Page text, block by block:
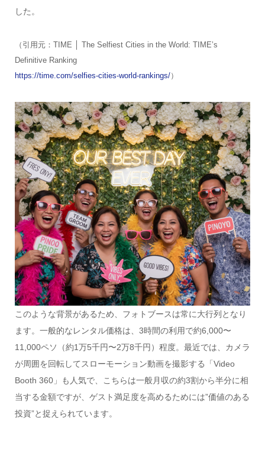
した。
（引用元：TIME │ The Selfiest Cities in the World: TIME’s
Definitive Ranking
https://time.com/selfies-cities-world-rankings/）
このような背景があるため、フォトブースは常に大行列となり
ます。一般的なレンタル価格は、3時間の利用で約6,000〜
11,000ペソ（約1万5千円〜2万8千円）程度。最近では、カメラ
が周囲を回転してスローモーション動画を撮影する「Video
Booth 360」も人気で、こちらは一般月収の約3割から半分に相
当する金額ですが、ゲスト満足度を高めるためには”価値のある
投資”と捉えられています。